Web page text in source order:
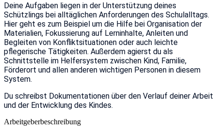
Deine Aufgaben liegen in der Unterstützung deines
Schützlings bei alltäglichen Anforderungen des Schulalltags.
Hier geht es zum Beispiel um die Hilfe bei Organisation der
Materialien, Fokussierung auf Lerninhalte, Anleiten und
Begleiten von Konfliktsituationen oder auch leichte
pflegerische Tätigkeiten. Außerdem agierst du als
Schnittstelle im Helfersystem zwischen Kind, Familie,
Förderort und allen anderen wichtigen Personen in diesem
System.
Du schreibst Dokumentationen über den Verlauf deiner Arbeit
und der Entwicklung des Kindes.
Arbeitgeberbeschreibung